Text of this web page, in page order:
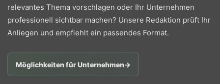
relevantes Thema vorschlagen oder Ihr Unternehmen
professionell sichtbar machen? Unsere Redaktion prüft Ihr
Anliegen und empfiehlt ein passendes Format.
Möglichkeiten für Unternehmen→